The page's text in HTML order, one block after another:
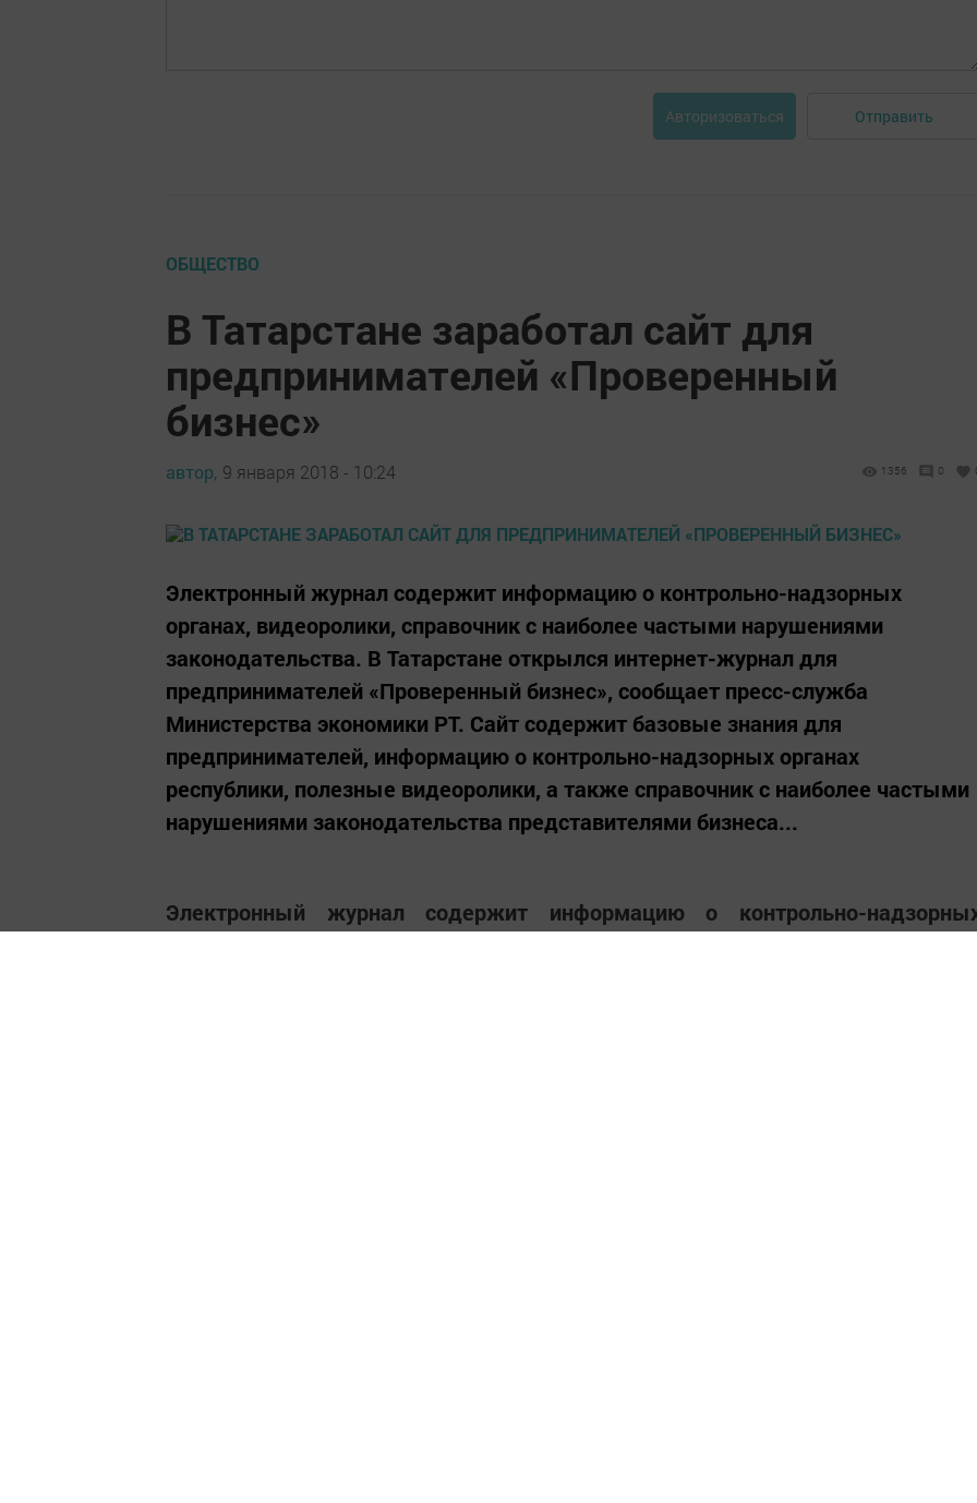
Авторизоваться Отправить
ОБЩЕСТВО
В Татарстане заработал сайт для
предпринимателей «Проверенный
бизнес»
автор, 9 января 2018 - 10:24 1356 0
Электронный журнал содержит информацию о контрольно-надзорных
органах, видеоролики, справочник с наиболее частыми нарушениями
законодательства. В Татарстане открылся интернет-журнал для
предпринимателей «Проверенный бизнес», сообщает пресс-служба
Министерства экономики РТ. Сайт содержит базовые знания для
предпринимателей, информацию о контрольно-надзорных органах
республики, полезные видеоролики, а также справочник с наиболее частыми
нарушениями законодательства представителями бизнеса...
Электронный журнал содержит информацию о контрольно-